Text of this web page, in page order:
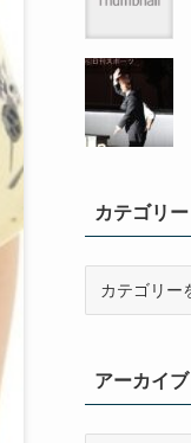
カテゴリー
ーアーカイブ